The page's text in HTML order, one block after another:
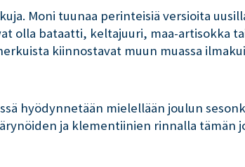
Moni tuunaa perinteisiä versioita
olla bataatti, keltajuuri, maa-artisokka
kiinnostavat muun muassa
hyödynnetään mielellään joulun
ja klementiinien rinnalla tämän